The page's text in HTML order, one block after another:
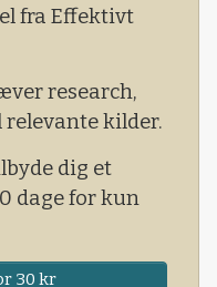
fra Effektivt
research,
relevante kilder.
dig et
dage for kun
30 kr